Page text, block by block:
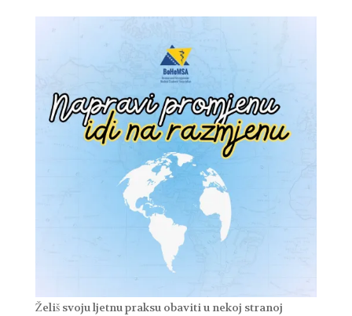
Želiš svoju ljetnu praksu obaviti u nekoj stranoj